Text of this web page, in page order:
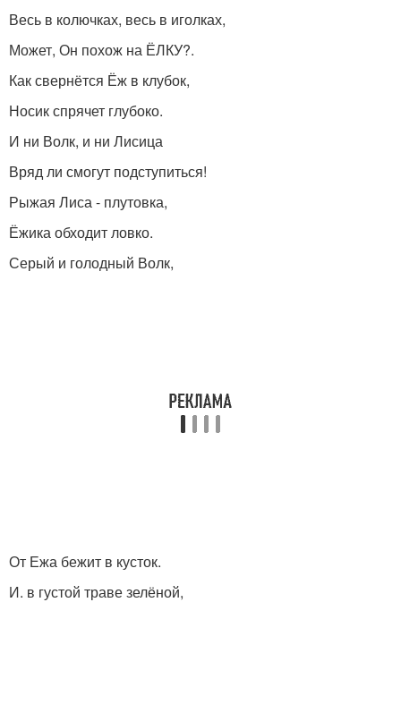
Весь в колючках, весь в иголках,
Может, Он похож на ЁЛКУ?.
Как свернётся Ёж в клубок,
Носик спрячет глубоко.
И ни Волк, и ни Лисица
Вряд ли смогут подступиться!
Рыжая Лиса - плутовка,
Ёжика обходит ловко.
Серый и голодный Волк,
От Ежа бежит в кусток.
И. в густой траве зелёной,